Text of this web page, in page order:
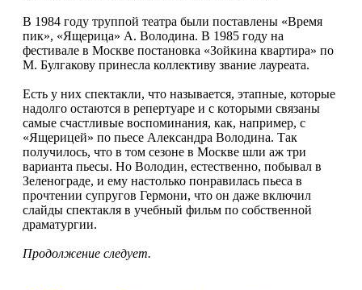
В 1984 году труппой театра были поставлены «Время
пик», «Ящерица» А. Володина. В 1985 году на
фестивале в Москве постановка «Зойкина квартира» по
М. Булгакову принесла коллективу звание лауреата.
Есть у них спектакли, что называется, этапные, которые
надолго остаются в репертуаре и с которыми связаны
самые счастливые воспоминания, как, например, с
«Ящерицей» по пьесе Александра Володина. Так
получилось, что в том сезоне в Москве шли аж три
варианта пьесы. Но Володин, естественно, побывал в
Зеленограде, и ему настолько понравилась пьеса в
прочтении супругов Гермони, что он даже включил
слайды спектакля в учебный фильм по собственной
драматургии.
Продолжение следует.